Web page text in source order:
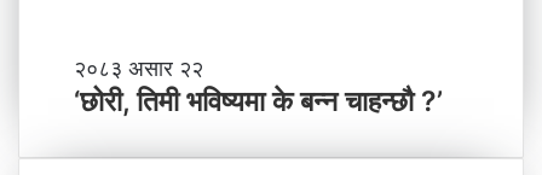
न
याँ
तृ
‘
छो
२०८३ असार २२
‘छोरी, तिमी भविष्यमा के बन्न चाहन्छौ ?’